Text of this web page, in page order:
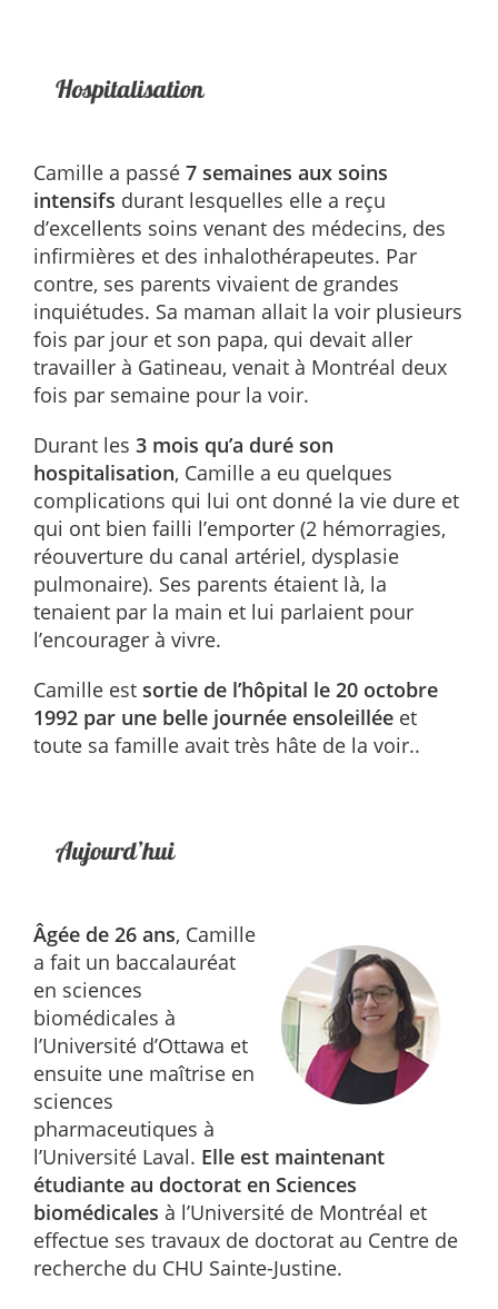
Camille a passé 7 semaines aux soins
intensifs durant lesquelles elle a reçu
d’excellents soins venant des médecins, des
infirmières et des inhalothérapeutes. Par
contre, ses parents vivaient de grandes
inquiétudes. Sa maman allait la voir plusieurs
fois par jour et son papa, qui devait aller
travailler à Gatineau, venait à Montréal deux
fois par semaine pour la voir.
Durant les 3 mois qu’a duré son
hospitalisation, Camille a eu quelques
complications qui lui ont donné la vie dure et
qui ont bien failli l’emporter (2 hémorragies,
réouverture du canal artériel, dysplasie
pulmonaire). Ses parents étaient là, la
tenaient par la main et lui parlaient pour
l’encourager à vivre.
Camille est sortie de l’hôpital le 20 octobre
1992 par une belle journée ensoleillée et
toute sa famille avait très hâte de la voir..
Âgée de 26 ans, Camille
a fait un baccalauréat
en sciences
biomédicales à
l’Université d’Ottawa et
ensuite une maîtrise en
sciences
pharmaceutiques à
l’Université Laval. Elle est maintenant
étudiante au doctorat en Sciences
biomédicales à l’Université de Montréal et
effectue ses travaux de doctorat au Centre de
recherche du CHU Sainte-Justine.